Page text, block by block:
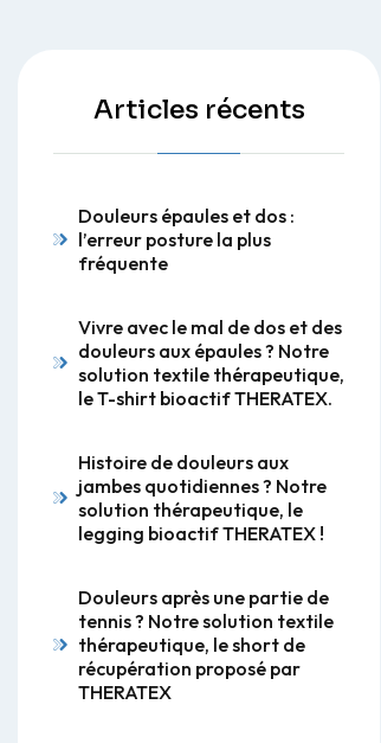
Articles récents
Douleurs épaules et dos :
l’erreur posture la plus
fréquente
Vivre avec le mal de dos et des
douleurs aux épaules ? Notre
solution textile thérapeutique,
le T-shirt bioactif THERATEX.
Histoire de douleurs aux
jambes quotidiennes ? Notre
solution thérapeutique, le
legging bioactif THERATEX !
Douleurs après une partie de
tennis ? Notre solution textile
thérapeutique, le short de
récupération proposé par
THERATEX